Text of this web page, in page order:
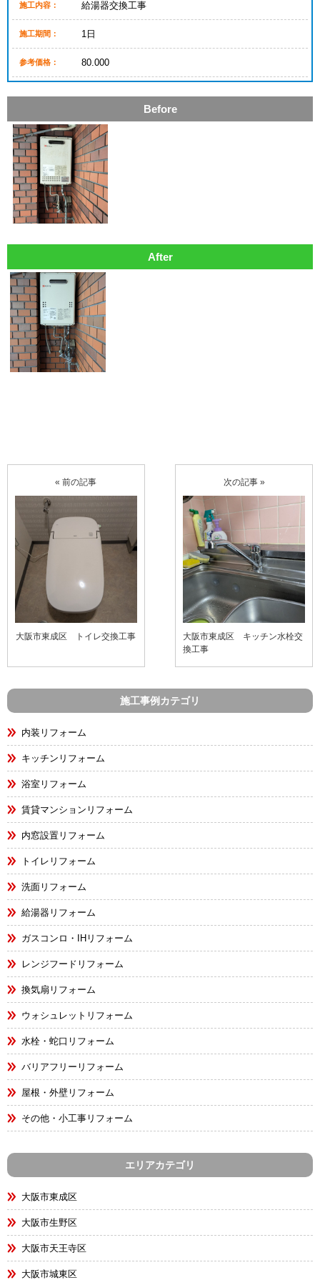
施工内容： 給湯器交換工事
施工期間： 1日
参考価格： 80.000
Before
After
« 前の記事
大阪市東成区 トイレ交換工事
次の記事 »
大阪市東成区 キッチン水栓交
換工事
施工事例カテゴリ
内装リフォーム
キッチンリフォーム
浴室リフォーム
賃貸マンションリフォーム
内窓設置リフォーム
トイレリフォーム
洗面リフォーム
給湯器リフォーム
ガスコンロ・IHリフォーム
レンジフードリフォーム
換気扇リフォーム
ウォシュレットリフォーム
水栓・蛇口リフォーム
バリアフリーリフォーム
屋根・外壁リフォーム
その他・小工事リフォーム
エリアカテゴリ
大阪市東成区
大阪市生野区
大阪市天王寺区
大阪市城東区